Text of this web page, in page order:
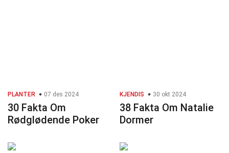
PLANTER 07 des 2024
30 Fakta Om
Rødglødende Poker
KJENDIS 30 okt 2024
38 Fakta Om Natalie
Dormer